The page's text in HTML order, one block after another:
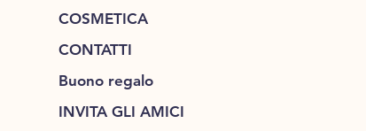
COSMETICA
CONTATTI
Buono regalo
INVITA GLI AMICI